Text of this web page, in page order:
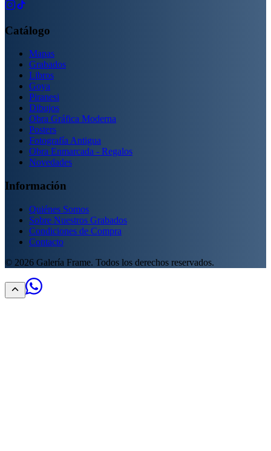
Catálogo
Mapas
Grabados
Libros
Goya
Piranesi
Dibujos
Obra Gráfica Moderna
Posters
Fotografía Antigua
Obra Enmarcada - Regalos
Novedades
Información
Quiénes Somos
Sobre Nuestros Grabados
Condiciones de Compra
Contacto
© 2026 Galería Frame. Todos los derechos reservados.